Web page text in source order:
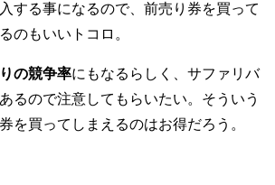
する事になるので、前売り券を買って
のもいいトコロ。
の競争率にもなるらしく、サファリバ
るので注意してもらいたい。そういう
を買ってしまえるのはお得だろう。